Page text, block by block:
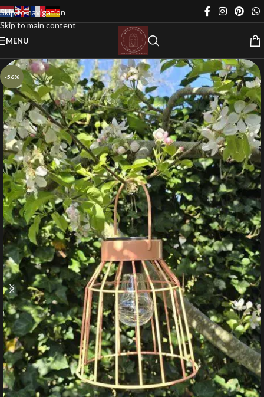
Skip to navigation
Skip to main content
MENU
-56%